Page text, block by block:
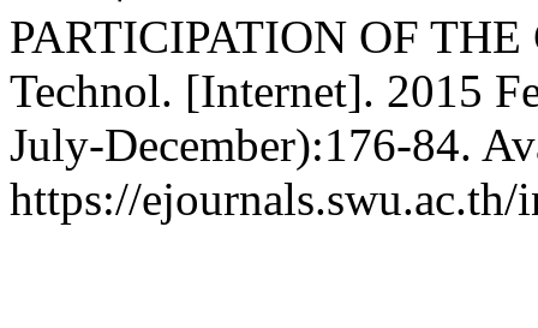
PARTICIPATION OF
Technol. [Internet]. 2015
July-December):176-84.
https://